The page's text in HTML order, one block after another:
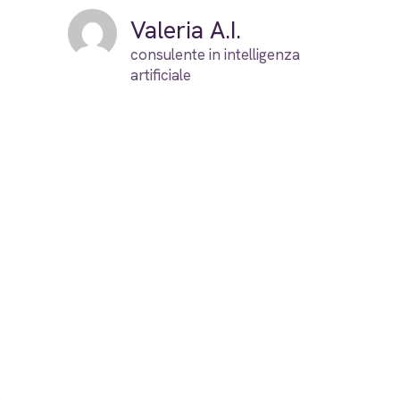
Valeria A.I.
consulente in intelligenza
artificiale